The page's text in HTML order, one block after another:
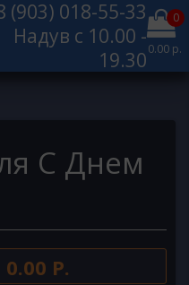
(903) 018-55-33
Надув с 10.00 -
19.30
0
0.00 р.
С Днем
0.00 Р.